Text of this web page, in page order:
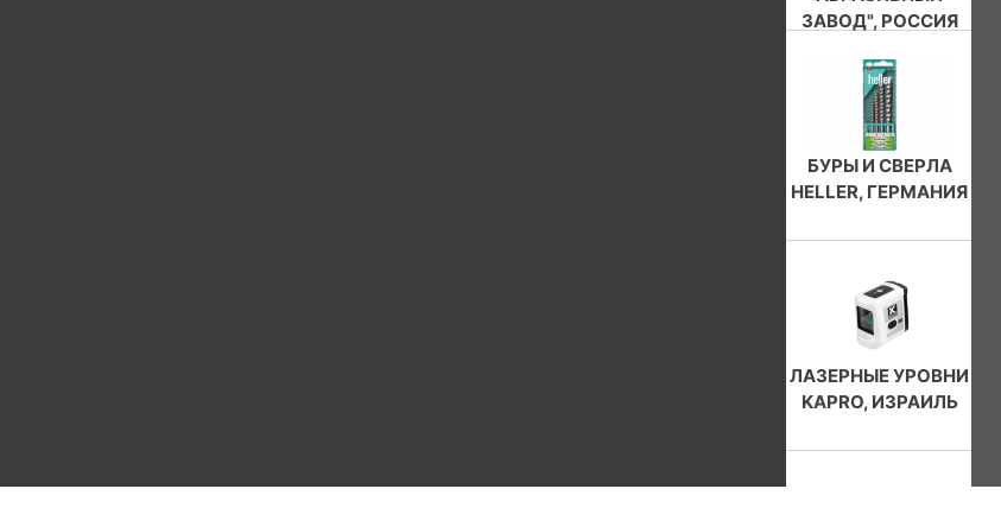
ЗАВОД", РОССИЯ
БУРЫ И СВЕРЛА
HELLER, ГЕРМАНИЯ
ЛАЗЕРНЫЕ УРОВНИ
KAPRO, ИЗРАИЛЬ